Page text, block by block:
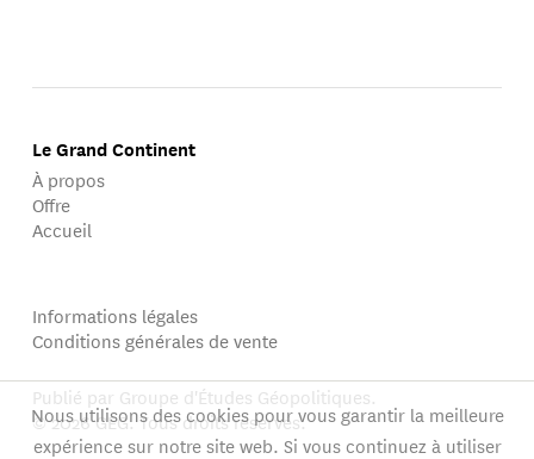
Le Grand Continent
À propos
Offre
Accueil
Informations légales
Conditions générales de vente
Publié par Groupe d'Études Géopolitiques.
© 2026 GEG. Tous droits réservés.
Nous utilisons des cookies pour vous garantir la meilleure
expérience sur notre site web. Si vous continuez à utiliser